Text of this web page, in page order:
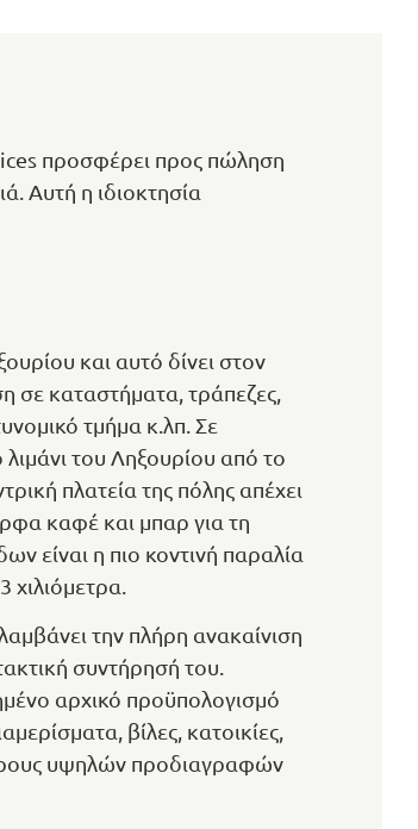
προσφέρει προς πώληση
Αυτή η ιδιοκτησία
και αυτό δίνει στον
σε καταστήματα, τράπεζες,
τμήμα κ.λπ. Σε
του Ληξουρίου από το
πλατεία της πόλης απέχει
καφέ και μπαρ για τη
είναι η πιο κοντινή παραλία
χιλιόμετρα.
την πλήρη ανακαίνιση
συντήρησή του.
αρχικό προϋπολογισμό
βίλες, κατοικίες,
υψηλών προδιαγραφών